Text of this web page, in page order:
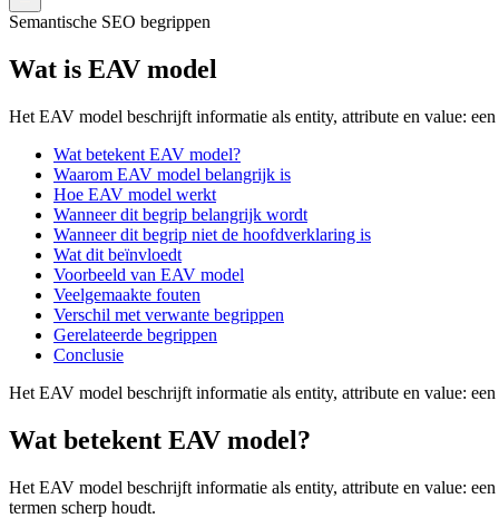
Semantische SEO begrippen
Wat is EAV model
Het EAV model beschrijft informatie als entity, attribute en value:
Wat betekent EAV model?
Waarom EAV model belangrijk is
Hoe EAV model werkt
Wanneer dit begrip belangrijk wordt
Wanneer dit begrip niet de hoofdverklaring is
Wat dit beïnvloedt
Voorbeeld van EAV model
Veelgemaakte fouten
Verschil met verwante begrippen
Gerelateerde begrippen
Conclusie
Het EAV model beschrijft informatie als entity, attribute en value:
Wat betekent EAV model?
Het EAV model beschrijft informatie als entity, attribute en value:
termen scherp houdt.